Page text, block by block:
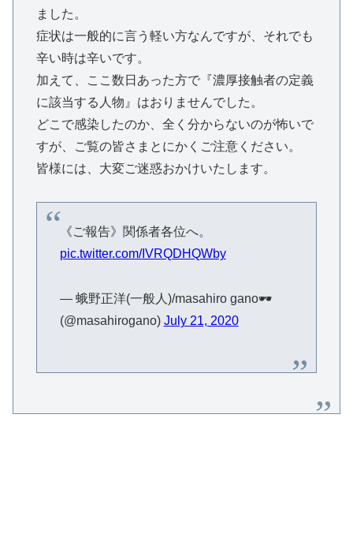
ました。
症状は一般的に言う軽い方なんですが、それでも
辛い時は辛いです。
加えて、ここ数日あった方で『濃厚接触者の定義
に該当する人物』はおりませんでした。
どこで感染したのか、全く分からないのが怖いで
すが、ご覧の皆さまとにかくご注意ください。
皆様には、大変ご迷惑おかけいたします。
《ご報告》関係者各位へ。
pic.twitter.com/IVRQDHQWby
— 蛾野正洋(一般人)/masahiro gano🕶
(@masahirogano) July 21, 2020